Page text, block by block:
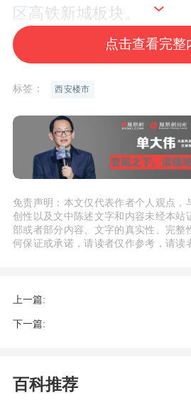
区 高铁新城板块。
安辅轮中学（即铁一中教
为“西安市铁一中经开辅
久的“名校”尘埃落定。
涨。据西安中原地产统计
西安市经开区高铁新城
涨740%。
了。”谈及项目的表现，
士表示，仅“五一”期间，
点击查看完整
标签： 西安楼市
免责声明：本文仅代表作者个人观点，
创性以及文中陈述文字和内容未经本站
部或者部分内容、文字的真实性、完整
何保证或承诺，请读者仅作参考，请读
上一篇:
下一篇:
百科推荐